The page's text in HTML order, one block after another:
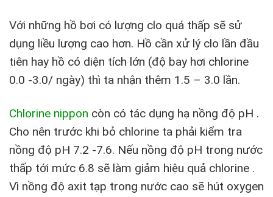
Với những hồ bơi có lượng clo quá thấp sẽ sử
dụng liều lượng cao hơn. Hồ cần xử lý clo lần đầu
tiên hay hồ có diện tích lớn (độ bay hơi chlorine
0.0 -3.0/ ngày) thì ta nhận thêm 1.5 – 3.0 lần.
Chlorine nippon còn có tác dụng hạ nồng độ pH .
Cho nên trước khi bỏ chlorine ta phải kiểm tra
nồng độ pH 7.2 -7.6. Nếu nồng độ pH trong nước
thấp tới mức 6.8 sẽ làm giảm hiệu quả chlorine .
Vì nồng độ axit tạp trong nước cao sẽ hút oxygen